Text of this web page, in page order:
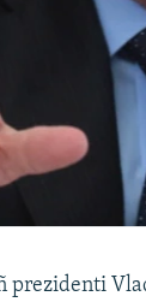
prezidenti